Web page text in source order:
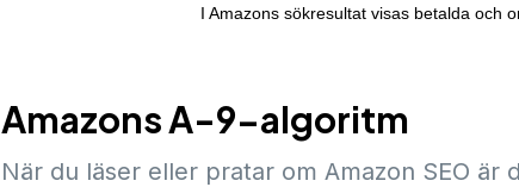
I Amazons sökresultat visas betalda och
Amazons A-9-algoritm
När du läser eller pratar om Amazon SEO